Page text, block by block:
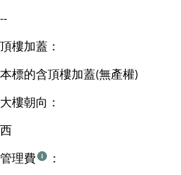
--
頂樓加蓋：
本標的含頂樓加蓋(無產權)
大樓朝向：
西
管理費 ：